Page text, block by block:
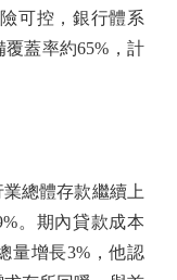
可控，銀行體系
蓋率約65%，計
總體存款繼續上
。期內貸款成本
量增長3%，他認